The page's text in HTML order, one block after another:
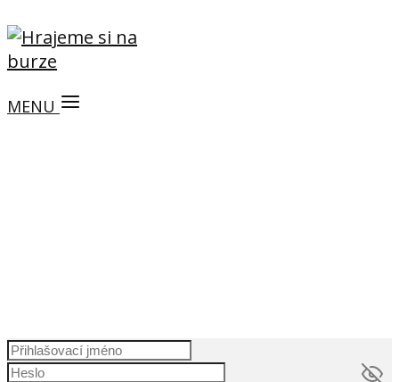
MENU